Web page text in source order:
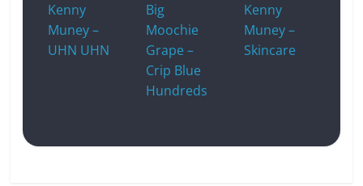
Kenny
Muney –
UHN UHN
Big
Moochie
Grape –
Crip Blue
Hundreds
Kenny
Muney –
Skincare